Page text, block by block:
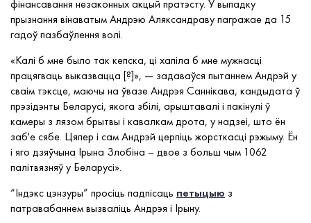
фінансавання незаконных акцый пратэсту. У выпадку
прызнання вінаватымАндрэю Аляксандравупагражае да 15
гадоў пазбаўлення волі.
«Калі б мнебыло так кепска, ці хапіла б мнемужнасці
працягваць выказвацца [?]», — задаваўся пытаннем Андрэй у
сваім тэксце, маючы на ўвазе Андрэя Саннікава, кандыдата ў
прэзідэнты Беларусі, якога збілі, арыштавалі і пакінулі ў
камеры з лязом брытвы і кавалкамдрота, у надзеі, што ён
заб'е сябе. Цяпер і сам Андрэй церпіць жорсткасці рэжыму. Ён
і яго дзяўчына Ірына Злобіна – двое з больш чым 1062
палітвязняў у Беларусі».
“Індэкс цэнзуры” просіць падпісаць петыцыю з
патравабаннем вызваліць Андрэя і Ірыну.